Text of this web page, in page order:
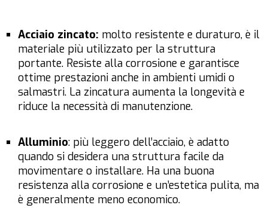
Acciaio zincato: molto resistente e duraturo, è il
materiale più utilizzato per la struttura
portante. Resiste alla corrosione e garantisce
ottime prestazioni anche in ambienti umidi o
salmastri. La zincatura aumenta la longevità e
riduce la necessità di manutenzione.
Alluminio: più leggero dell’acciaio, è adatto
quando si desidera una struttura facile da
movimentare o installare. Ha una buona
resistenza alla corrosione e un’estetica pulita, ma
è generalmente meno economico.